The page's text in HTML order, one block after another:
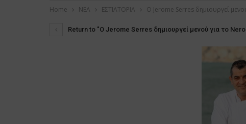
Home NEA ΕΣΤΙΑΤΟΡΙΑ O Jerome Serres δημιουργεί
Return to "O Jerome Serres δημιουργεί μενού για το